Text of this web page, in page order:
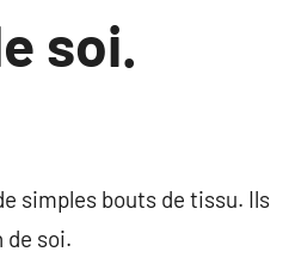
soi.
simples bouts de tissu. Ils
de soi.